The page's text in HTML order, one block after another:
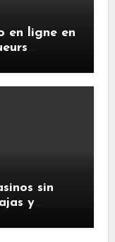
en ligne en
sin
y